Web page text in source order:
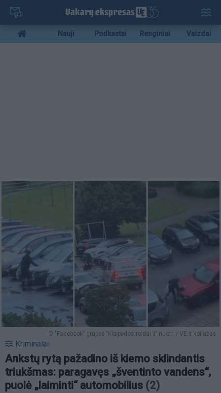
Pereiti
pagrindinį
turinį
Mobile
menu
Nauji Podkastai Renginiai Vaizdai
© "Facebook" grupės "Klaipėdos reidai II" nuotr. / VE.lt koliažas
Kriminalai
Ankstų rytą pažadino iš kiemo sklindantis
triukšmas: paragavęs „šventinto vandens“,
puolė „laiminti“ automobilius (2)